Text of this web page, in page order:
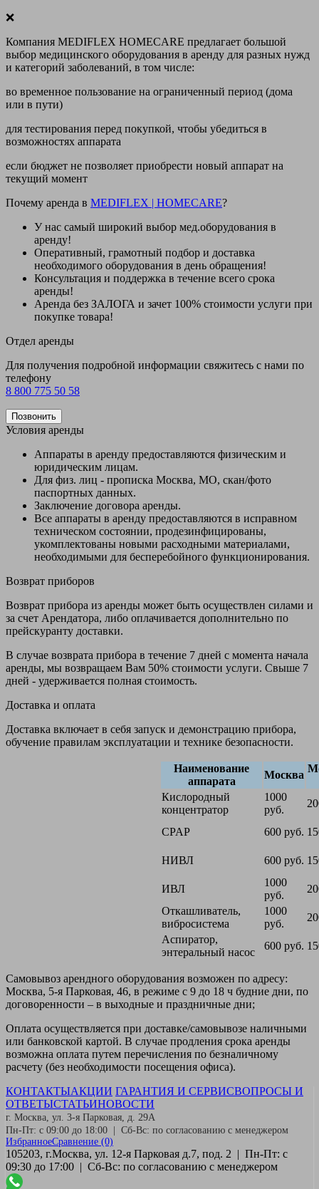
❌
Компания MEDIFLEX HOMECARE предлагает большой
выбор медицинского оборудования в аренду для разных нужд
и категорий заболеваний, в том числе:
во временное пользование на ограниченный период (дома
или в пути)
для тестирования перед покупкой, чтобы убедиться в
возможностях аппарата
если бюджет не позволяет приобрести новый аппарат на
текущий момент
Почему аренда в MEDIFLEX | HOMECARE?
У нас самый широкий выбор мед.оборудования в
аренду!
Оперативный, грамотный подбор и доставка
необходимого оборудования в день обращения!
Консультация и поддержка в течение всего срока
аренды!
Аренда без ЗАЛОГА и зачет 100% стоимости услуги при
покупке товара!
Отдел аренды
Для получения подробной информации свяжитесь с нами по
телефону
8 800 775 50 58
Позвонить
Условия аренды
Аппараты в аренду предоставляются физическим и
юридическим лицам.
Для физ. лиц - прописка Москва, МО, скан/фото
паспортных данных.
Заключение договора аренды.
Все аппараты в аренду предоставляются в исправном
техническом состоянии, продезинфицированы,
укомплектованы новыми расходными материалами,
необходимыми для бесперебойного функционирования.
Возврат приборов
Возврат прибора из аренды может быть осуществлен силами и
за счет Арендатора, либо оплачивается дополнительно по
прейскуранту доставки.
В случае возврата прибора в течение 7 дней с момента начала
аренды, мы возвращаем Вам 50% стоимости услуги. Свыше 7
дней - удерживается полная стоимость.
Доставка и оплата
Доставка включает в себя запуск и демонстрацию прибора,
обучение правилам эксплуатации и технике безопасности.
Наименование
аппарата
Москва
Кислородный
концентратор
1000
руб.
CPAP 600 руб.
НИВЛ 600 руб.
ИВЛ
1000
руб.
Откашливатель,
вибросистема
1000
руб.
Аспиратор,
энтеральный насос
600 руб.
Самовывоз арендного оборудования возможен по адресу:
Москва, 5-я Парковая, 46, в режиме с 9 до 18 ч будние дни, по
договоренности – в выходные и праздничные дни;
Оплата осуществляется при доставке/самовывозе наличными
или банковской картой. В случае продления срока аренды
возможна оплата путем перечисления по безналичному
расчету (без необходимости посещения офиса).
КОНТАКТЫАКЦИИ ГАРАНТИЯ И СЕРВИСВОПРОСЫ И
ОТВЕТЫСТАТЬИНОВОСТИ
г. Москва, ул. 3-я Парковая, д. 29А
Пн-Пт: с 09:00 до 18:00 | Сб-Вс: по согласованию с менеджером
ИзбранноеСравнение (0)
105203, г.Москва, ул. 12-я Парковая д.7, под. 2 | Пн-Пт: с
09:30 до 17:00 | Сб-Вс: по согласованию с менеджером